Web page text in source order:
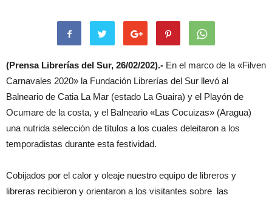
(Prensa Librerías del Sur, 26/02/202).- En el marco de la «Filven
Carnavales 2020» la Fundación Librerías del Sur llevó al
Balneario de Catia La Mar (estado La Guaira) y el Playón de
Ocumare de la costa, y el Balneario «Las Cocuizas» (Aragua)
una nutrida selección de títulos a los cuales deleitaron a los
temporadistas durante esta festividad.
Cobijados por el calor y oleaje nuestro equipo de libreros y
libreras recibieron y orientaron a los visitantes sobre las